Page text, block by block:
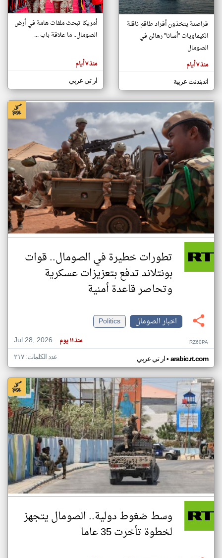
تغيير الدولة
اخبار الصومال على مدار الساعة
أهم اخبار الصومال العاجلة والمباشرة
المقالات
هنا عن
وجهة
كاتبيها.
قراصنة يتخذون أفراد طاقم ناقلة
الكيماويات "أسانا" رهائن في
الصومال
منذ ٧ أيام
اندبندنت عربية
أمريكا تبحث ملفات هامة في أرض
الصومال.. ما علاقة باب ...
منذ ٧ أيام
ار تي عربي
تطورات خطيرة في الصومال.. قوات
بونتلاند تدفع بتعزيزات عسكرية
وتحاصر قاعدة أمنية
اخبار الصومال
Politics
Jul 28, 2026
منذ ١١ يوم RZ60PA
ار تي عربي• arabic.rt.com عدد الكلمات: ٢١٧
وسط ضغوط دولية.. الصومال يتجهز
لخطوة تأخرت 35 عاما
klyoum.com